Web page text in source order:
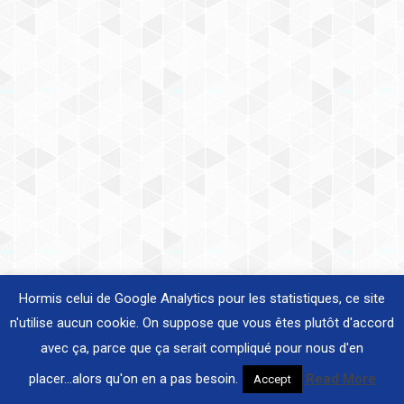
Hormis celui de Google Analytics pour les statistiques, ce site
n'utilise aucun cookie. On suppose que vous êtes plutôt d'accord
avec ça, parce que ça serait compliqué pour nous d'en
placer...alors qu'on en a pas besoin.
Accept Read More